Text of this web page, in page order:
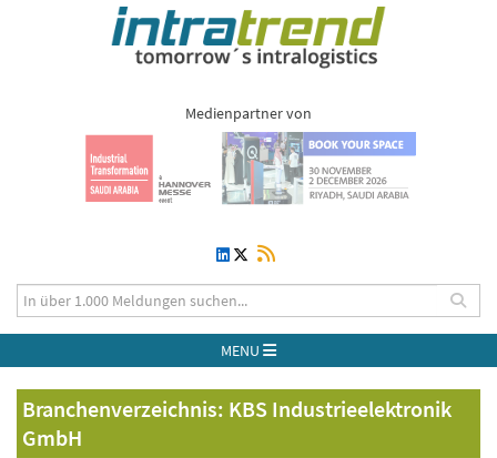
Medienpartner von
MENU
Branchenverzeichnis: KBS Industrieelektronik
GmbH